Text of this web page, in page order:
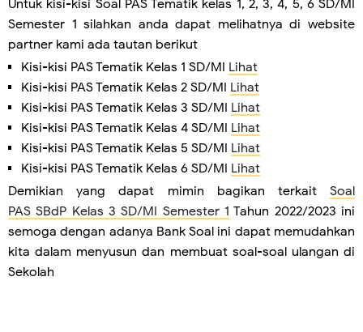
Untuk kisi-kisi Soal PAS Tematik kelas 1, 2, 3, 4, 5, 6 SD/MI
Semester 1 silahkan anda dapat melihatnya di website
partner kami ada tautan berikut
Kisi-kisi PAS Tematik Kelas 1 SD/MI Lihat
Kisi-kisi PAS Tematik Kelas 2 SD/MI Lihat
Kisi-kisi PAS Tematik Kelas 3 SD/MI Lihat
Kisi-kisi PAS Tematik Kelas 4 SD/MI Lihat
Kisi-kisi PAS Tematik Kelas 5 SD/MI Lihat
Kisi-kisi PAS Tematik Kelas 6 SD/MI Lihat
Demikian yang dapat mimin bagikan terkait Soal
PASSBdP Kelas 3 SD/MI Semester 1 Tahun 2022/2023 ini
semoga dengan adanya Bank Soal ini dapat memudahkan
kita dalam menyusun dan membuat soal-soal ulangan di
Sekolah